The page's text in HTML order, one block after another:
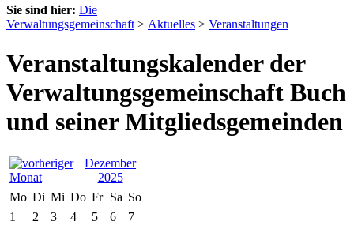
Sie sind hier: Die
Verwaltungsgemeinschaft > Aktuelles > Veranstaltungen
Veranstaltungskalender der
Verwaltungsgemeinschaft Buch
und seiner Mitgliedsgemeinden
Dezember
2025
Mo Di Mi Do Fr Sa So
1
2 3 4 5 6
7